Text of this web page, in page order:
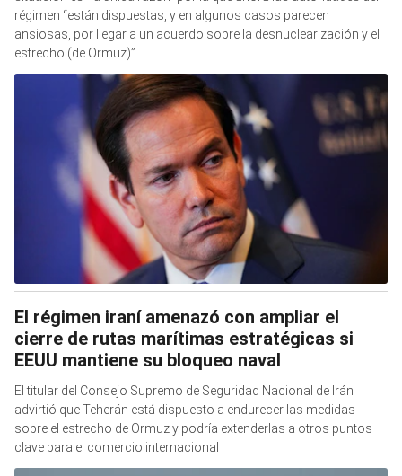
régimen “están dispuestas, y en algunos casos parecen
ansiosas, por llegar a un acuerdo sobre la desnuclearización y el
estrecho (de Ormuz)”
El régimen iraní amenazó con ampliar el
cierre de rutas marítimas estratégicas si
EEUU mantiene su bloqueo naval
El titular del Consejo Supremo de Seguridad Nacional de Irán
advirtió que Teherán está dispuesto a endurecer las medidas
sobre el estrecho de Ormuz y podría extenderlas a otros puntos
clave para el comercio internacional